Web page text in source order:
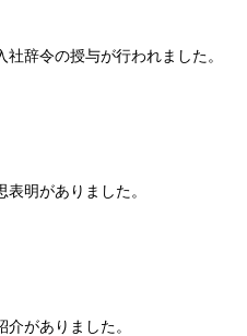
辞令の授与が行われました。
明がありました。
がありました。